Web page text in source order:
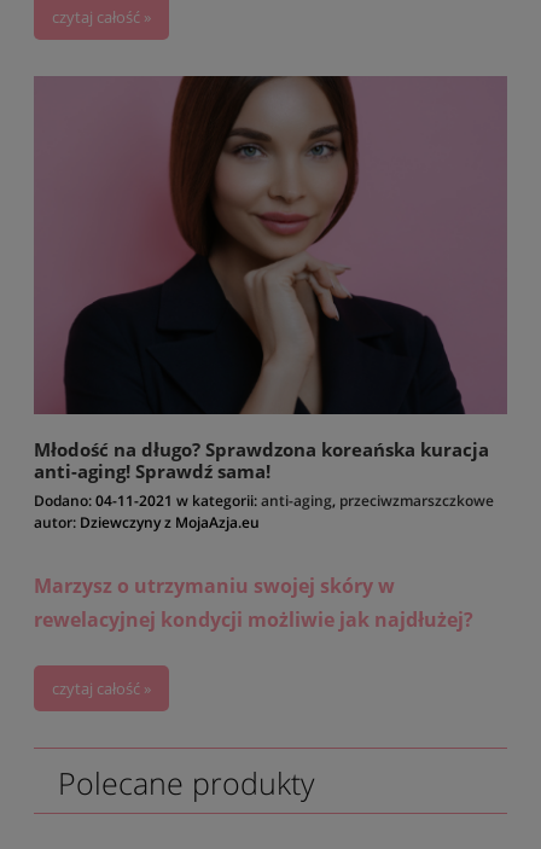
czytaj całość »
Młodość na długo? Sprawdzona koreańska kuracja
anti-aging! Sprawdź sama!
Dodano:04-11-2021 w kategorii:anti-aging, przeciwzmarszczkowe
autor: Dziewczyny z MojaAzja.eu
Marzysz o utrzymaniu swojej skóry w
rewelacyjnej kondycji możliwie jak najdłużej?
czytaj całość »
Polecane produkty